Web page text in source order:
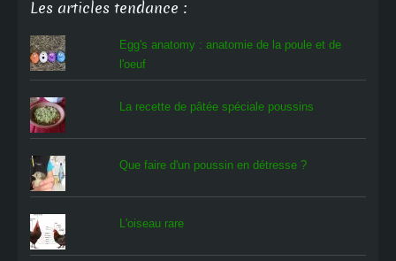
Les articles tendance :
Egg's anatomy : anatomie de la poule et de
l'oeuf
La recette de pâtée spéciale poussins
Que faire d'un poussin en détresse ?
L'oiseau rare